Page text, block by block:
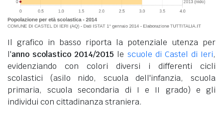
Il grafico in basso riporta la potenziale utenza per
l'anno scolastico 2014/2015 le scuole di Castel di Ieri,
evidenziando con colori diversi i differenti cicli
scolastici (asilo nido, scuola dell'infanzia, scuola
primaria, scuola secondaria di I e II grado) e gli
individui con cittadinanza straniera.